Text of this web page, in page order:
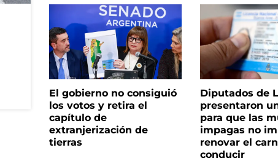
El gobierno no consiguió
los votos y retira el
capítulo de
extranjerización de
tierras
Diputados de
presentaron
para que las
impagas no
renovar el
conducir